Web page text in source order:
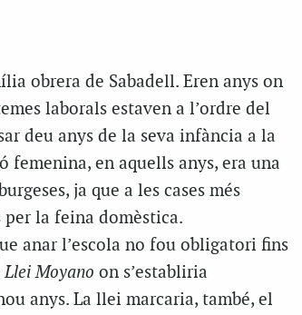
obrera de Sabadell. Eren anys on
laborals estaven a l’ordre del
deu anys de la seva infància a la
femenina, en aquells anys, era una
ja que a les cases més
per la feina domèstica.
anar l’escola no fou obligatori fins
Llei Moyano on s’establiria
anys. La llei marcaria, també, el